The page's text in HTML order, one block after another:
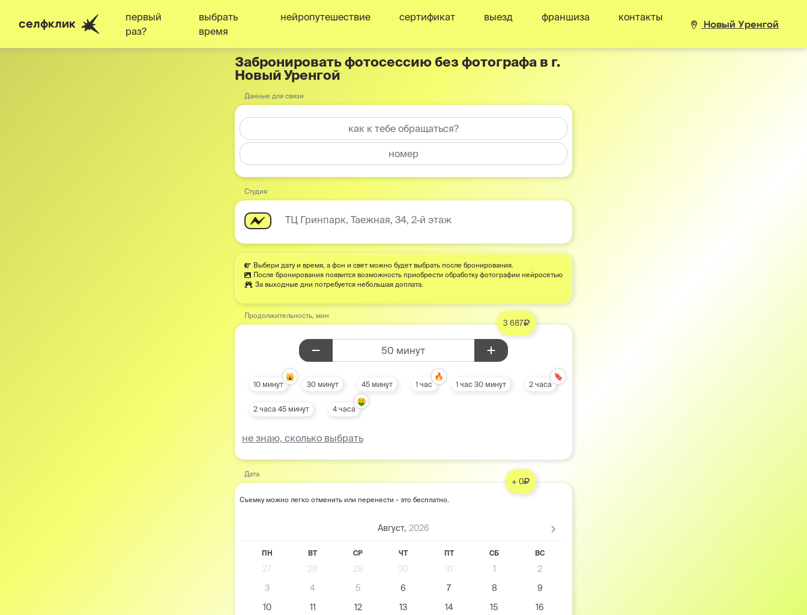
селфклик
первый
раз?
выбрать
время
нейропутешествие сертификат выезд франшиза контакты
Новый Уренгой
Забронировать фотосессию без фотографа в г.
Новый Уренгой
Данные для связи
Студия
ТЦ Гринпарк, Таежная, 34, 2-й этаж
Выбери дату и время, а фон и свет можно будет выбрать после бронирования.
После бронирования появится возможность приобрести обработку фотографии нейросетью
За выходные дни потребуется небольшая доплата.
3 687
Продолжительность, мин
50 минут
10 минут
🙀
30 минут 45 минут 1 час
🔥
1 час 30 минут 2 часа
🔖
2 часа 45 минут 4 часа
🤑
не знаю, сколько выбрать
+ 0
Дата
Съемку можно легко отменить или перенести - это бесплатно.
Август, 2026
ПН ВТ СР ЧТ ПТ СБ ВС
27 28 29 30 31 1
2
3
4 5 6 7 8
9
10
11 12 13 14 15
16